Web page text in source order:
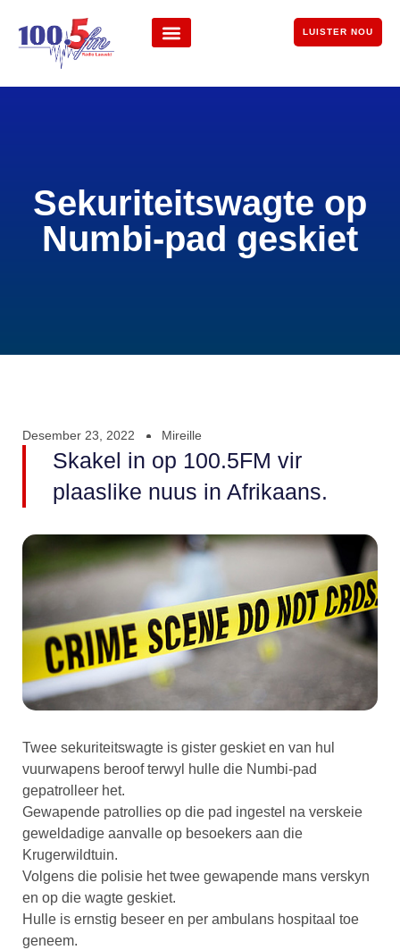
LUISTER NOU
Sekuriteitswagte op
Numbi-pad geskiet
Desember 23, 2022 Mireille
Skakel in op 100.5FM vir
plaaslike nuus in Afrikaans.
Twee sekuriteitswagte is gister geskiet en van hul
vuurwapens beroof terwyl hulle die Numbi-pad
gepatrolleer het.
Gewapende patrollies op die pad ingestel na verskeie
geweldadige aanvalle op besoekers aan die
Krugerwildtuin.
Volgens die polisie het twee gewapende mans verskyn
en op die wagte geskiet.
Hulle is ernstig beseer en per ambulans hospitaal toe
geneem.